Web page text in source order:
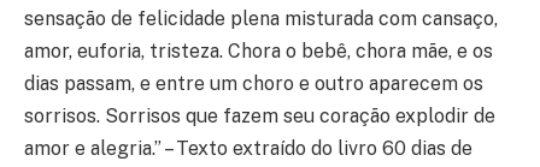
sensação de felicidade plena misturada com cansaço,
amor, euforia, tristeza. Chora o bebê, chora mãe, e os
dias passam, e entre um choro e outro aparecem os
sorrisos. Sorrisos que fazem seu coração explodir de
amor e alegria.” – Texto extraído do livro 60 dias de